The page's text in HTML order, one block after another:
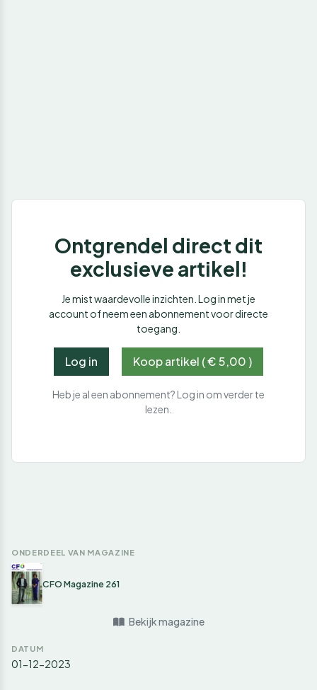
Ontgrendel direct dit
exclusieve artikel!
Je mist waardevolle inzichten. Log in met je
account of neem een abonnement voor directe
toegang.
Log in Koop artikel ( € 5,00 )
Heb je al een abonnement? Log in om verder te
lezen.
ONDERDEEL VAN MAGAZINE
CFO Magazine 261
Bekijk magazine
DATUM
01-12-2023